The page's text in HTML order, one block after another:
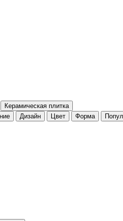
Керамическая плитка
Дизайн Цвет Форма